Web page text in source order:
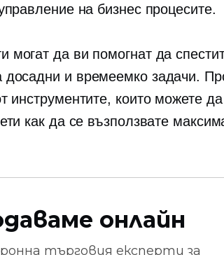
на бизнес процесите.
могат да ви помогнат да
досадни и времеемкозадачи.
инструментите, които можете да
как да се възползвате
онлайн
търговия експерти за